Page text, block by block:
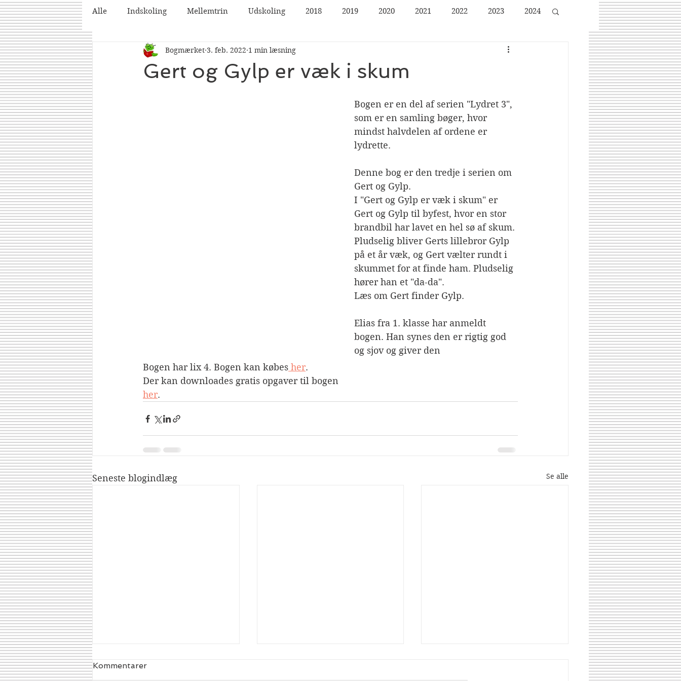
Alle Indskoling Mellemtrin Udskoling 2018 2019 2020 2021 2022 2023 2024
2026
Gert og Gylp er væk i skum
Bogmærket 3. feb. 2022 1 min læsning
Bogen er en del af serien "Lydret 3",
som er en samling bøger, hvor
mindst halvdelen af ordene er
lydrette.
Denne bog er den tredje i serien om
Gert og Gylp.
I "Gert og Gylp er væk i skum" er
Gert og Gylp til byfest, hvor en stor
brandbil har lavet en hel sø af skum.
Pludselig bliver Gerts lillebror Gylp
på et år væk, og Gert vælter rundt i
skummet for at finde ham. Pludselig
hører han et "da-da".
Læs om Gert finder Gylp.
Elias fra 1. klasse har anmeldt
bogen. Han synes den er rigtig god
og sjov og giver den
Bogen har lix 4. Bogen kan købes her.
Der kan downloades gratis opgaver til bogen
her.
Seneste blogindlæg Se alle
Kommentarer